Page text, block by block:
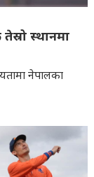
स्थानमा
नेपालका